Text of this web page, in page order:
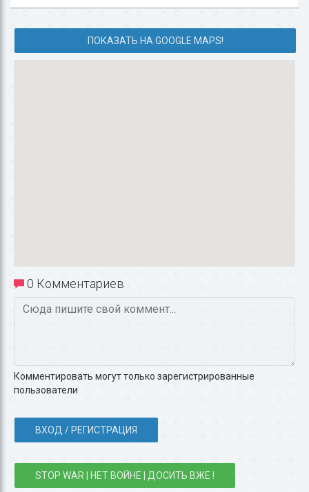
ПОКАЗАТЬ НА GOOGLE MAPS!
0 Комментариев
Комментировать могут только зарегистрированные
пользователи
ВХОД / РЕГИСТРАЦИЯ
STOP WAR | НЕТ ВОЙНЕ | ДОСИТЬ ВЖЕ !